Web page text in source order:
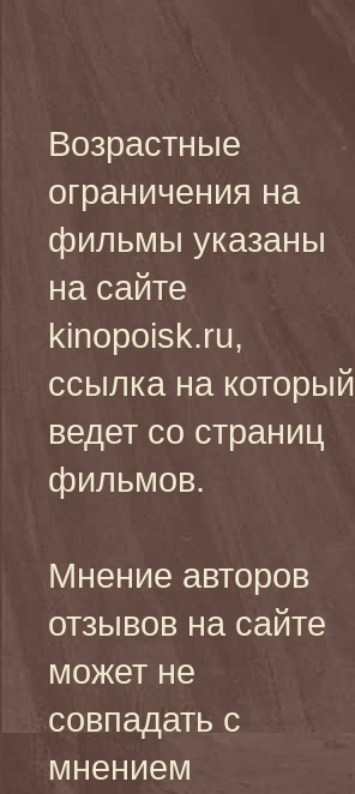
Возрастные
ограничения на
фильмы указаны
на сайте
kinopoisk.ru,
ссылка на который
ведет со страниц
фильмов.
Мнение авторов
отзывов на сайте
может не
совпадать с
мнением